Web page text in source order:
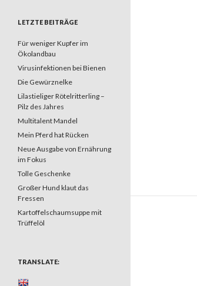
LETZTE BEITRÄGE
Für weniger Kupfer im
Ökolandbau
Virusinfektionen bei Bienen
Die Gewürznelke
Lilastieliger Rötelritterling –
Pilz des Jahres
Multitalent Mandel
Mein Pferd hat Rücken
Neue Ausgabe von Ernährung
im Fokus
Tolle Geschenke
Großer Hund klaut das
Fressen
Kartoffelschaumsuppe mit
Trüffelöl
TRANSLATE: